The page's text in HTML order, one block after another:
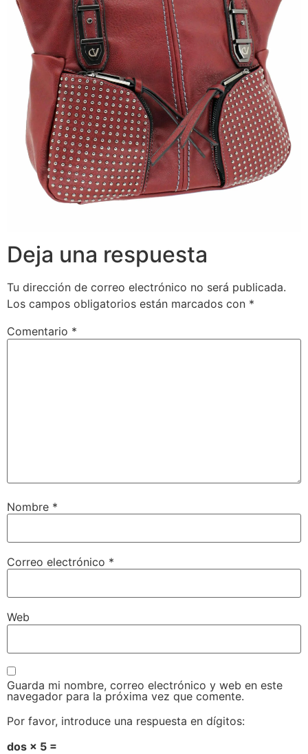
Deja una respuesta
Tu dirección de correo electrónico no será publicada.
Los campos obligatorios están marcados con *
Comentario *
Nombre *
Correo electrónico *
Web
Guarda mi nombre, correo electrónico y web en este
navegador para la próxima vez que comente.
Por favor, introduce una respuesta en dígitos:
dos × 5 =